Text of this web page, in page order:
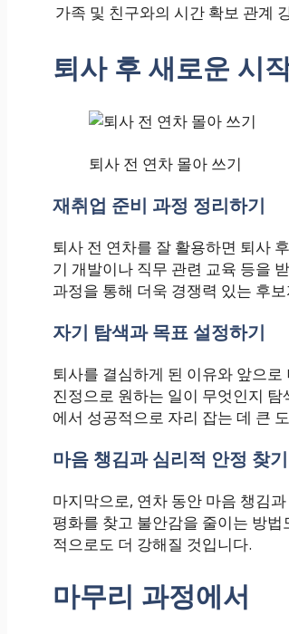
가족 및 친구와의 시간 확보 관계
퇴사 후 새로운 시
퇴사 전 연차 몰아 쓰기
재취업 준비 과정 정리하기
퇴사 전 연차를 잘 활용하면 퇴사
기 개발이나 직무 관련 교육 등을
과정을 통해 더욱 경쟁력 있는 후
자기 탐색과 목표 설정하기
퇴사를 결심하게 된 이유와 앞으
진정으로 원하는 일이 무엇인지
에서 성공적으로 자리 잡는 데 큰
마음 챙김과 심리적 안정 찾기
마지막으로, 연차 동안 마음 챙김
평화를 찾고 불안감을 줄이는 방
적으로도 더 강해질 것입니다.
마무리 과정에서